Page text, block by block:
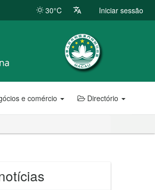
30°C Iniciar sessão
e comércio Directório